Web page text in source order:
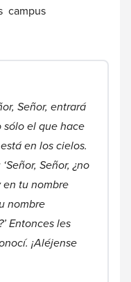
campus
Señor, entrará
sólo el que hace
en los cielos.
Señor, ¿no
tu nombre
nombre
Entonces les
¡Aléjense